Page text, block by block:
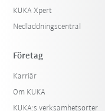
KUKA Xpert
Nedladdningscentral
Företag
Karriär
Om KUKA
KUKA:s verksamhetsorter